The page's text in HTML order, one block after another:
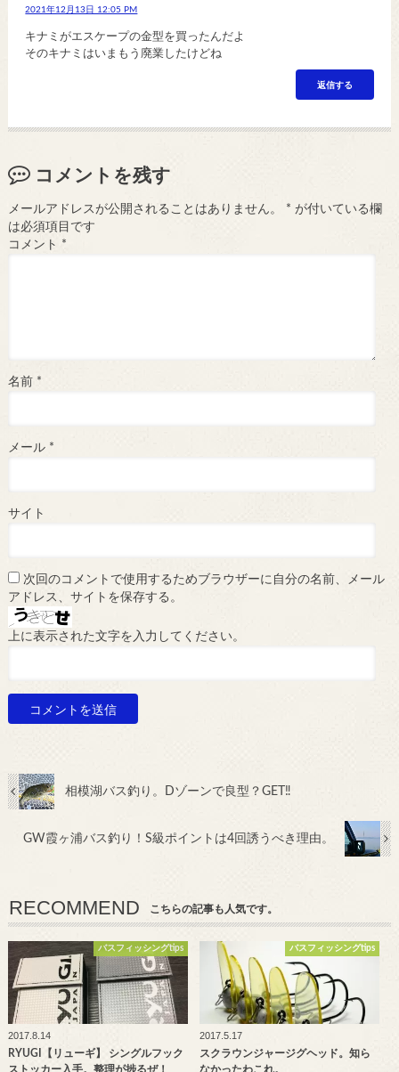
2021年12月13日 12:05 PM
キナミがエスケープの金型を買ったんだよ
そのキナミはいまもう廃業したけどね
返信する
コメントを残す
メールアドレスが公開されることはありません。 * が付いている欄
は必須項目です
コメント *
名前 *
メール *
サイト
次回のコメントで使用するためブラウザーに自分の名前、メール
アドレス、サイトを保存する。
上に表示された文字を入力してください。
相模湖バス釣り。Dゾーンで良型？GET‼
GW霞ヶ浦バス釣り！S級ポイントは4回誘うべき理由。
RECOMMEND こちらの記事も人気です。
バスフィッシングtips
2017.8.14
RYUGI【リューギ】 シングルフック
ストッカー入手。整理が捗るぜ！
バスフィッシングtips
2017.5.17
スクラウンジャージグヘッド。知ら
なかったわこれ。